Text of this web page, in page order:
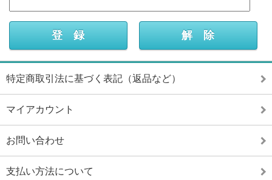
特定商取引法に基づく表記（返品など）
マイアカウント
お問い合わせ
支払い方法について